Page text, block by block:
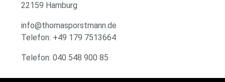
22159 Hamburg
info@thomasporstmann.de
Telefon: +49 179 7513664
Telefon: 040 548 900 85